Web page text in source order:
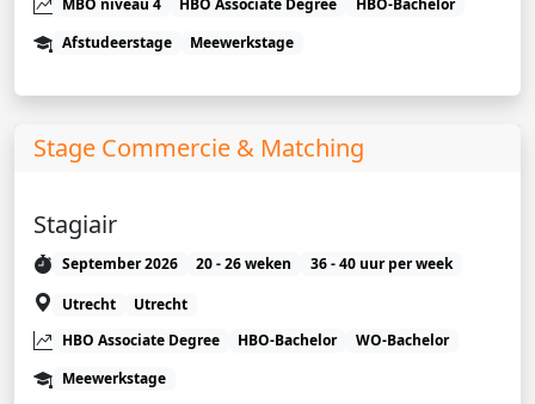
MBO niveau 4
HBO Associate Degree
HBO-Bachelor
Afstudeerstage
Meewerkstage
Stage Commercie & Matching
Stagiair
September 2026 20 - 26 weken
36 - 40 uur per week
Utrecht
Utrecht
HBO Associate Degree
HBO-Bachelor
WO-Bachelor
Meewerkstage